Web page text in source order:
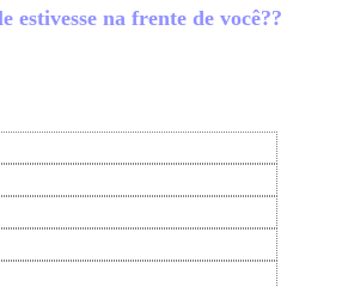
estivesse na frente de você??